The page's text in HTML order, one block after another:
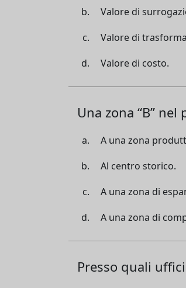
Valore di
Valore di
Valore di costo.
Una zona “B”
A una zona
Al centro storico.
A una zona di
A una zona di
Presso quali